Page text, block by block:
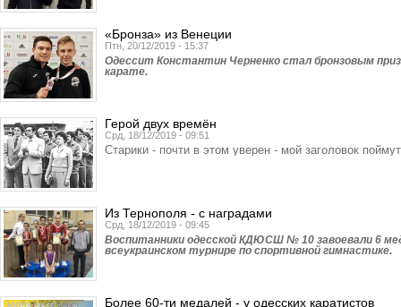
«Бронза» из Венеции
Птн, 20/12/2019 - 15:37
Одессит Константин Черненко стал бронзовым
карате.
Герой двух времён
Срд, 18/12/2019 - 09:51
Старики - почти в этом уверен - мой заголовок
Из Тернополя - с наградами
Срд, 18/12/2019 - 09:45
Воспитанники одесской КДЮСШ № 10 завоевали 6
всеукраинском турнире по спортивной гимнастике.
Более 60-ти медалей - у одесских каратистов